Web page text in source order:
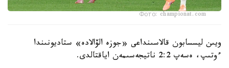
Фото: championat.com
ويىن ليسسابون قالاسىنداعى «جوزە الۆالادە» ستاديونىندا
ءوتىپ، ەسەپ 2:2 ناتيجەسىمەن اياقتالدى.